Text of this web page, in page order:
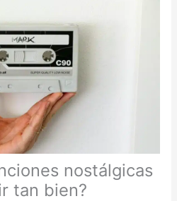
nostálgicas
tan bien?